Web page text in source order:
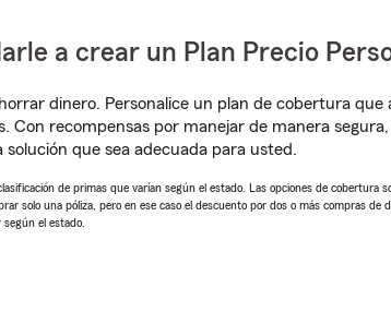
a crear un Plan Precio
dinero. Personalice un plan de cobertura
Con recompensas por manejar de manera
que sea adecuada para usted.
de primas que varían según el estado. Las opciones de cobertura
solo una póliza, pero en ese caso el descuento por dos o más compras
el estado.